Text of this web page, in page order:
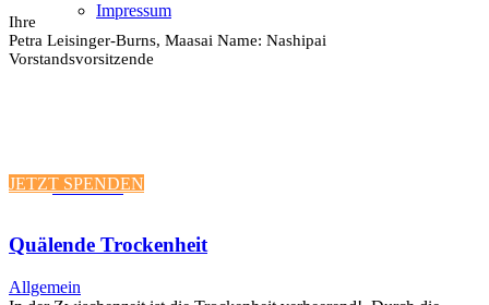
Impressum
Flohmarkt
Ihre
Petra Leisinger-Burns, Maasai Name: Nashipai
Vorstandsvorsitzende
JETZT SPENDEN
Quälende Trockenheit
Allgemein